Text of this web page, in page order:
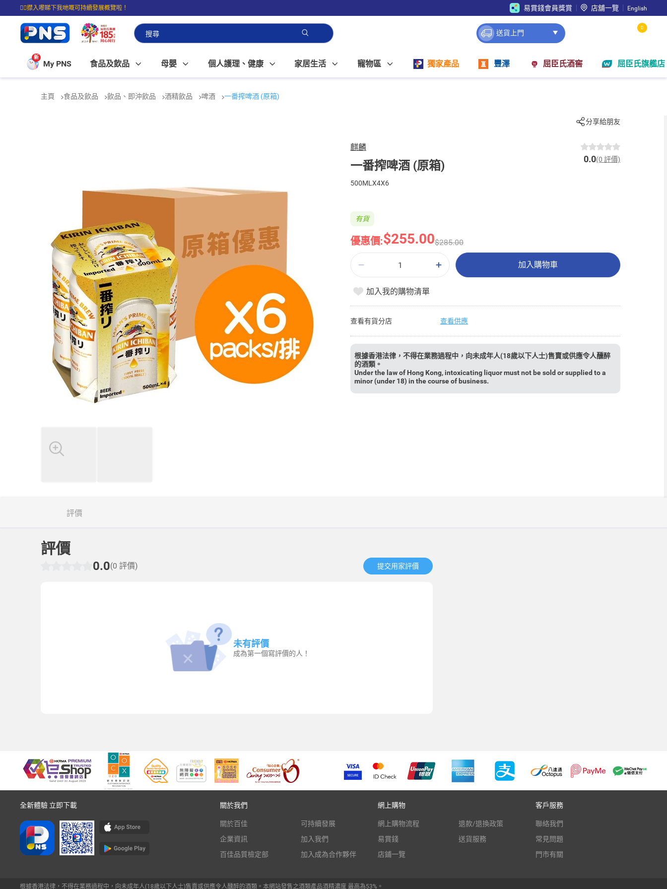
☝🏼㩒入嚟睇下我哋嘅可持續發展概覽啦！
⭐購物滿$399即享免費送貨；滿$100即可免費店取。
易賞錢會員獎賞 店舖一覽 English
送貨上門
0
新
My PNS 食品及飲品 母嬰 個人護理、健康 家居生活 寵物區 獨家產品 豐澤 屈臣氏酒窖 屈臣氏旗艦店
主頁 食品及飲品 飲品、即沖飲品 酒精飲品 啤酒 一番搾啤酒 (原箱)
分享給朋友
麒麟
一番搾啤酒 (原箱) 0.0(0 評價)
500MLX4X6
優惠價:$255.00$285.00
有貨
加入購物車
加入我的購物清單
查看有貨分店 查看供應
根據香港法律，不得在業務過程中，向未成年人(18歲以下人士)售賣或供應令人醺醉
的酒類。
Under the law of Hong Kong, intoxicating liquor must not be sold or supplied to a
minor (under 18) in the course of business.
評價
評價
0.0(0 評價) 提交用家評價​
未有評價
成為第一個寫評價的人！
全新體驗 立即下載 關於我們
關於百佳
企業資訊
百佳品質檢定部
可持續發展
加入我們
加入成為合作夥伴
網上購物
網上購物流程
易賞錢
店鋪一覽
退款/退換政策
送貨服務
客戶服務
聯絡我們
常見問題
門市有關
根據香港法律，不得在業務過程中，向未成年人(18歲以下人士)售賣或供應令人醺醉的酒類。本網站發售之酒類產品酒精濃度 最高為53%。